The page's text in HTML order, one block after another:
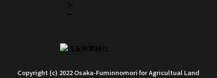
Copyright (c) 2022 Osaka-Fuminnomori for Agricultual Land